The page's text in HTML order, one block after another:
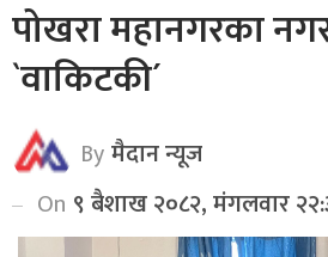
पोखरा महानगरका
`वाकिटकी´
Byमैदान न्यूज
On ९ बैशाख २०८२, मंगलवार